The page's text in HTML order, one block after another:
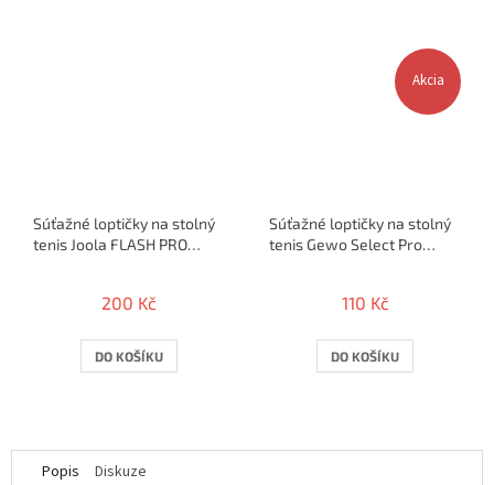
Súťažné loptičky na stolný
tenis Joola FLASH PRO
200 Kč
DO KOŠÍKU
Akcia
Súťažné loptičky na stolný
tenis Gewo Select Pro
110 Kč
DO KOŠÍKU
Popis Diskuze